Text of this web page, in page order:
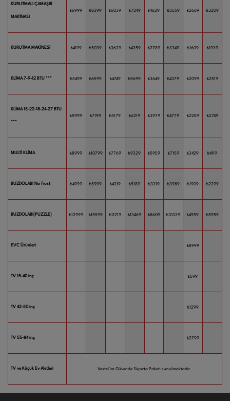
KURUTMALI ÇAMAŞIR
MAKİNASI
₺6999 ₺8399 ₺6039 ₺7249 ₺4629 ₺5559 ₺2669 ₺3209
KURUTMA MAKİNESİ ₺4199 ₺5039 ₺3629 ₺4359 ₺2789 ₺3349 ₺1609 ₺1939
KLİMA 7-9-12 BTU *** ₺5499 ₺6599 ₺4749 ₺5699 ₺3649 ₺4379 ₺2099 ₺2519
KLİMA 15-22-18-24-27 BTU
***
₺5999 ₺7199 ₺5179 ₺6219 ₺3979 ₺4779 ₺2289 ₺2749
MULTİ KLİMA ₺8999 ₺10799 ₺7769 ₺9329 ₺5959 ₺7159 ₺3429 ₺4119
BUZDOLABI No frost ₺4999 ₺5999 ₺4319 ₺5189 ₺3319 ₺3989 ₺1909 ₺2299
BUZDOLABI(PUZZLE) ₺12999 ₺15599 ₺11219 ₺13469 ₺8609 ₺10339 ₺4959 ₺5959
EVC Ürünleri ₺8999
TV 15-40 inç ₺599
TV 42-50 inç ₺1299
TV 55-84 inç ₺2799
TV ve Küçük Ev Aletleri Vestel'im Güvende Sigorta Paketi sunulmaktadır.